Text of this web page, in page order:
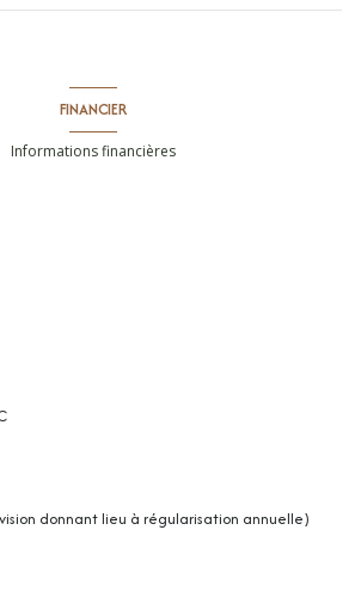
FINANCIER
Informations financières
donnant lieu à régularisation annuelle)